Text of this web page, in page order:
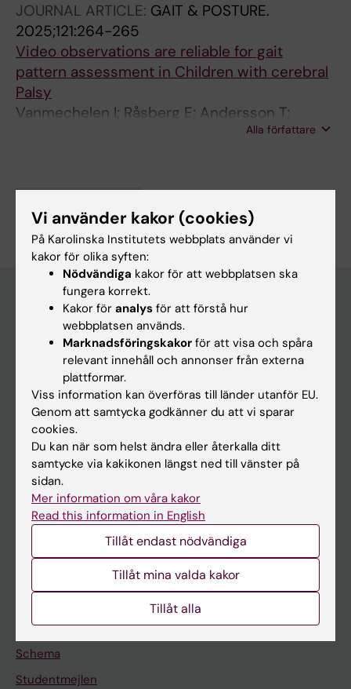
JOURNAL ARTICLE: GAIT & POSTURE.
2025;121:264-265
Video observations are reliable for gait
pattern assessment in Children with cerebral
Palsy
Vanmechelen I; Råsberg E; Andersson T;
Alla författare
Redigera din profil
Huvudmeny
Forskarutbildning
Forskning
Om KI
På gång
Nyheter
Canvas
Schema
Studentmejlen
Vi använder kakor (cookies)
På Karolinska Institutets webbplats använder vi
kakor för olika syften:
Nödvändiga kakor för att webbplatsen ska
fungera korrekt.
Kakor för analys för att förstå hur
webbplatsen används.
Marknadsföringskakor för att visa och spåra
relevant innehåll och annonser från externa
plattformar.
Viss information kan överföras till länder utanför EU.
Genom att samtycka godkänner du att vi sparar
cookies.
Du kan när som helst ändra eller återkalla ditt
samtycke via kakikonen längst ned till vänster på
sidan.
Mer information om våra kakor
Read this information in English
Tillåt endast nödvändiga
Tillåt mina valda kakor
Tillåt alla